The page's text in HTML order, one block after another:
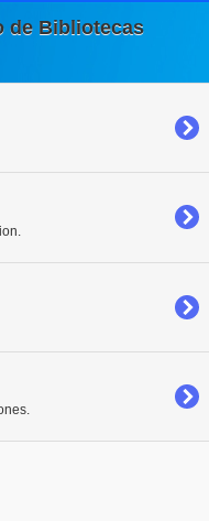
de Bibliotecas